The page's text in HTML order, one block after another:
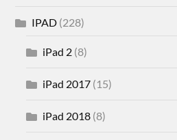
IPAD (228)
iPad 2 (8)
iPad 2017 (15)
iPad 2018 (8)